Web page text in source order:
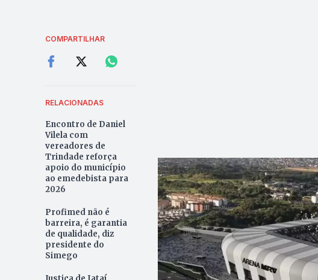
COMPARTILHAR
RELACIONADAS
Encontro de Daniel
Vilela com
vereadores de
Trindade reforça
apoio do município
ao emedebista para
2026
Profimed não é
barreira, é garantia
de qualidade, diz
presidente do
Simego